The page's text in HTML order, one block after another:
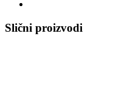
Slični proizvodi